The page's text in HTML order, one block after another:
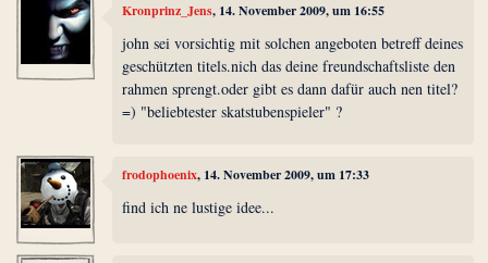
Kronprinz_Jens, 14. November 2009, um 16:55
john sei vorsichtig mit solchen angeboten betreff deines
geschützten titels.nich das deine freundschaftsliste den
rahmen sprengt.oder gibt es dann dafür auch nen titel?
=) "beliebtester skatstubenspieler" ?
frodophoenix, 14. November 2009, um 17:33
find ich ne lustige idee...